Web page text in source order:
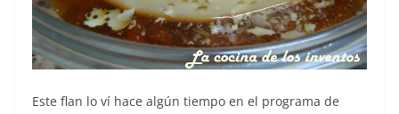
Este flan lo ví hace algún tiempo en el programa de